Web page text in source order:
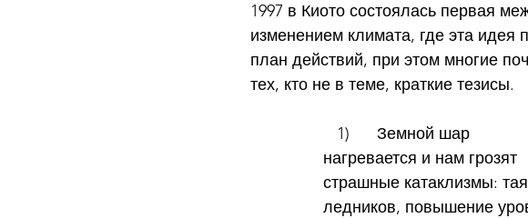
1997 в Киото состоялась первая
изменением климата, где эта идея
план действий, при этом многие
тех, кто не в теме, краткие тезисы.
нагревается и нам грозят
страшные катаклизмы:
ледников, повышение